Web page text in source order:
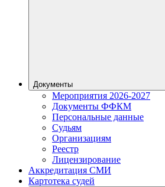
Документы
Мероприятия 2026-2027
Документы ФФКМ
Персональные данные
Судьям
Организациям
Реестр
Лицензирование
Аккредитация СМИ
Картотека судей